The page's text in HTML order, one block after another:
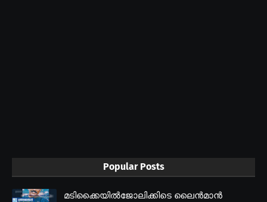
Popular Posts
മടിക്കൈയിൽജോലിക്കിടെ ലൈൻമാൻ